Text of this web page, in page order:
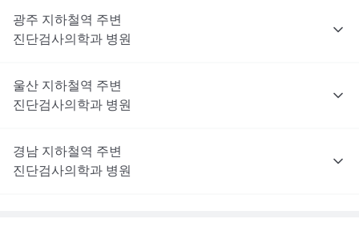
광주 지하철역 주변
진단검사의학과 병원
울산 지하철역 주변
진단검사의학과 병원
경남 지하철역 주변
진단검사의학과 병원